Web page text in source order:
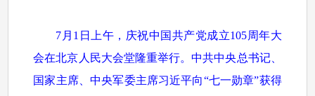
7月1日上午，庆祝中国共产党成立105周年大
会在北京人民大会堂隆重举行。中共中央总书记、
国家主席、中央军委主席习近平向“七一勋章”获得